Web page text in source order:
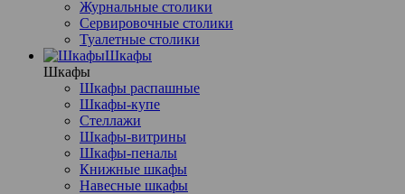
Журнальные столики
Сервировочные столики
Туалетные столики
Шкафы
Шкафы
Шкафы распашные
Шкафы-купе
Стеллажи
Шкафы-витрины
Шкафы-пеналы
Книжные шкафы
Навесные шкафы